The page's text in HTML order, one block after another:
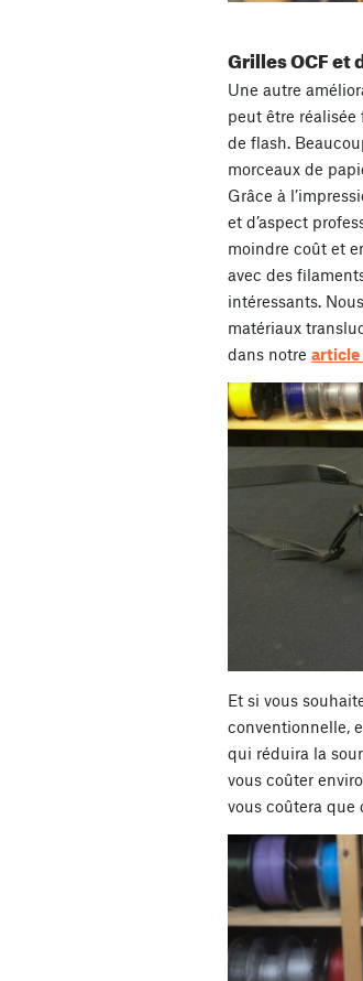
Grilles OCF et
Une autre
peut être
de flash.
morceaux de
Grâce à
et d’aspect
moindre coût et
avec des
intéressants.
matériaux
dans notre article
Et si vous
conventionnelle,
qui réduira la
vous coûter
vous coûtera que